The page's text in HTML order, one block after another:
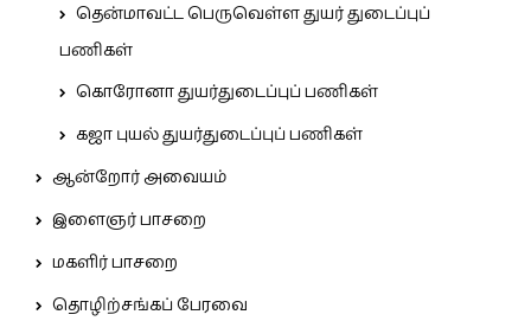
தென்மாவட்ட பெருவெள்ள துயர் துடைப்புப்
பணிகள்
கொரோனா துயர்துடைப்புப் பணிகள்
கஜா புயல் துயர்துடைப்புப் பணிகள்
ஆன்றோர் அவையம்
இளைஞர் பாசறை
மகளிர் பாசறை
தொழிற்சங்கப் பேரவை